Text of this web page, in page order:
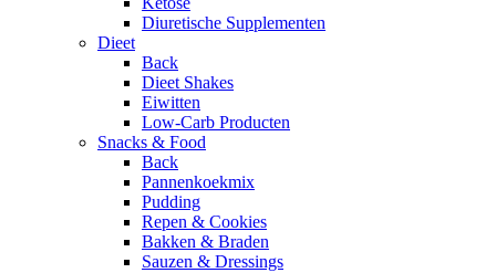
Diuretische Supplementen
Dieet
Back
Dieet Shakes
Eiwitten
Low-Carb Producten
Snacks & Food
Back
Pannenkoekmix
Pudding
Repen & Cookies
Bakken & Braden
Sauzen & Dressings